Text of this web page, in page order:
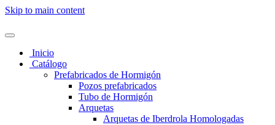
Skip to main content
Inicio
Catálogo
Prefabricados de Hormigón
Pozos prefabricados
Tubo de Hormigón
Arquetas
Arquetas de Iberdrola Homologadas